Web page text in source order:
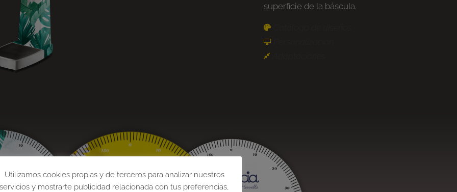
superficie de la báscula.



Utilizamos cookies propias y de terceros para analizar nuestros
servicios y mostrarte publicidad relacionada con tus preferencias,